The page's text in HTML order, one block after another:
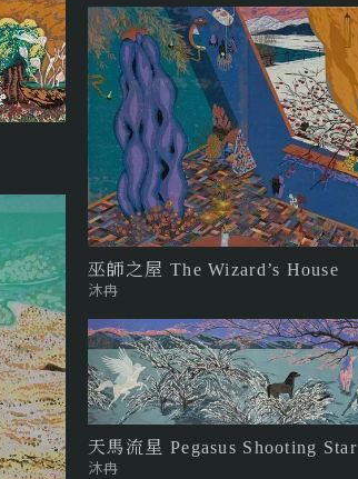
巫師之屋 The Wizard’s House
沐冉
天馬流星 Pegasus Shooting Star
沐冉